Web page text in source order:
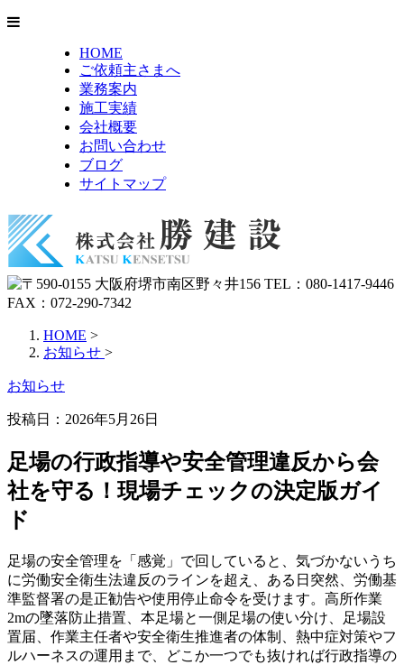
HOME
ご依頼主さまへ
業務案内
施工実績
会社概要
お問い合わせ
ブログ
サイトマップ
HOME >
お知らせ >
お知らせ
投稿日：2026年5月26日
足場の行政指導や安全管理違反から会
社を守る！現場チェックの決定版ガイ
ド
足場の安全管理を「感覚」で回していると、気づかないうち
に労働安全衛生法違反のラインを超え、ある日突然、労働基
準監督署の是正勧告や使用停止命令を受けます。高所作業
2mの墜落防止措置、本足場と一側足場の使い分け、足場設
置届、作業主任者や安全衛生推進者の体制、熱中症対策やフ
ルハーネスの運用まで、どこか一つでも抜ければ行政指導の